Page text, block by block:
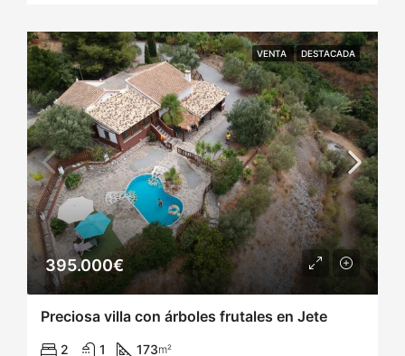
VENTA DESTACADA
395.000€
Preciosa villa con árboles frutales en Jete
2 1 173m²